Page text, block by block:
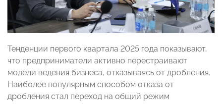
Тенденции первого квартала 2025 года показывают,
что предприниматели активно перестраивают
модели ведения бизнеса, отказываясь от дробления.
Наиболее популярным способом отказа от
дробления стал переход на общий режим